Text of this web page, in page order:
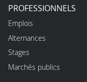
PROFESSIONNELS
Emplois
Alternances
Stages
Marchés publics